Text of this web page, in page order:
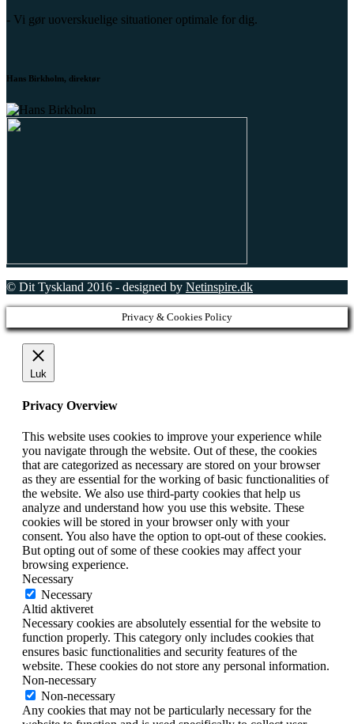
- Vi gør uoverskuelige situationer optimale for dig.
Hans Birkholm, direktør
© Dit Tyskland 2016 - designed by Netinspire.dk
Privacy & Cookies Policy
Luk
Privacy Overview
This website uses cookies to improve your experience while
you navigate through the website. Out of these, the cookies
that are categorized as necessary are stored on your browser
as they are essential for the working of basic functionalities of
the website. We also use third-party cookies that help us
analyze and understand how you use this website. These
cookies will be stored in your browser only with your
consent. You also have the option to opt-out of these cookies.
But opting out of some of these cookies may affect your
browsing experience.
Necessary
Necessary
Altid aktiveret
Necessary cookies are absolutely essential for the website to
function properly. This category only includes cookies that
ensures basic functionalities and security features of the
website. These cookies do not store any personal information.
Non-necessary
Non-necessary
Any cookies that may not be particularly necessary for the